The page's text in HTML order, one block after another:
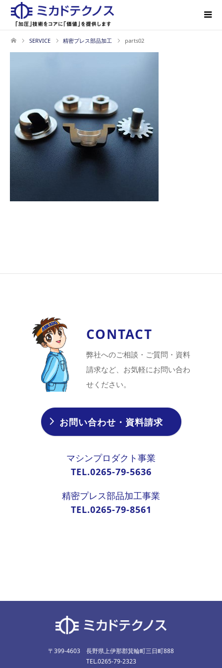
SERVICE 精密プレス部品加工 parts02
CONTACT
弊社へのご相談・ご質問・資料
請求など、お気軽にお問い合わ
せください。
お問い合わせ・資料請求
マシンプロダクト事業
TEL.0265-79-5636
精密プレス部品加工事業
TEL.0265-79-8561
〒399-4603 長野県上伊那郡箕輪町三日町888
TEL.0265-79-2323